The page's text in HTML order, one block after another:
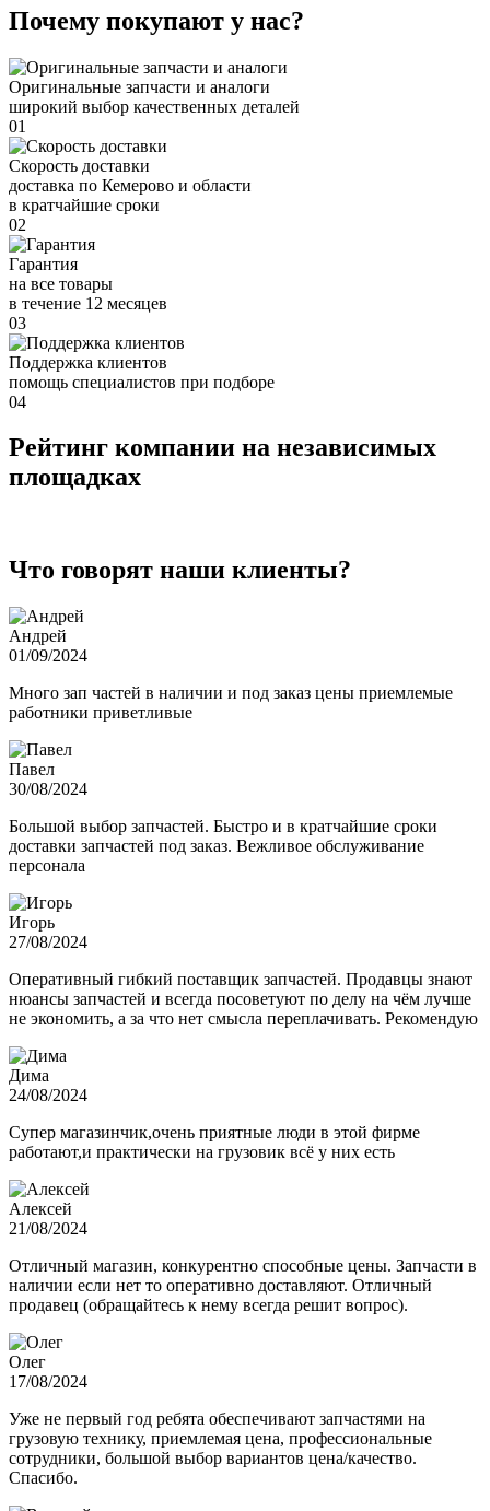
Почему покупают у нас?
Оригинальные запчасти и аналоги
широкий выбор качественных деталей
01
Скорость доставки
доставка по Кемерово и области
в кратчайшие сроки
02
Гарантия
на все товары
в течение 12 месяцев
03
Поддержка клиентов
помощь специалистов при подборе
04
Рейтинг компании на независимых
площадках
Что говорят наши клиенты?
Андрей
01/09/2024
Много зап частей в наличии и под заказ цены приемлемые
работники приветливые
Павел
30/08/2024
Большой выбор запчастей. Быстро и в кратчайшие сроки
доставки запчастей под заказ. Вежливое обслуживание
персонала
Игорь
27/08/2024
Оперативный гибкий поставщик запчастей. Продавцы знают
нюансы запчастей и всегда посоветуют по делу на чём лучше
не экономить, а за что нет смысла переплачивать. Рекомендую
Дима
24/08/2024
Супер магазинчик,очень приятные люди в этой фирме
работают,и практически на грузовик всё у них есть
Алексей
21/08/2024
Отличный магазин, конкурентно способные цены. Запчасти в
наличии если нет то оперативно доставляют. Отличный
продавец (обращайтесь к нему всегда решит вопрос).
Олег
17/08/2024
Уже не первый год ребята обеспечивают запчастями на
грузовую технику, приемлемая цена, профессиональные
сотрудники, большой выбор вариантов цена/качество.
Спасибо.